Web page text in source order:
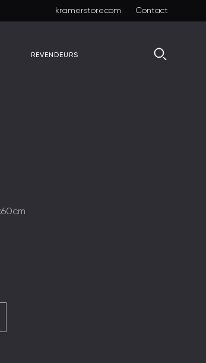
kramerstore.com Contact
REVENDEURS